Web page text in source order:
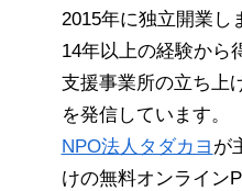
2015年に独立開業し
14年以上の経験から
支援事業所の立ち上
を発信しています。
NPO法人タダカヨ が
けの無料オンライン